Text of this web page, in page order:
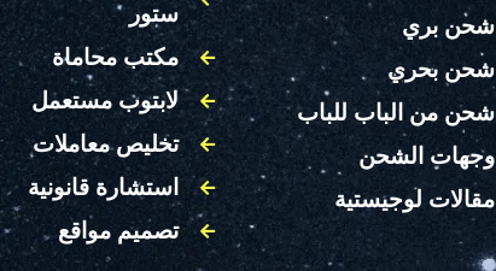
شحن بري
شحن بحري
شحن من الباب للباب
وجهات الشحن
مقالات لوجيستية
ستور
مكتب محاماة
لابتوب مستعمل
تخليص معاملات
استشارة قانونية
تصميم مواقع